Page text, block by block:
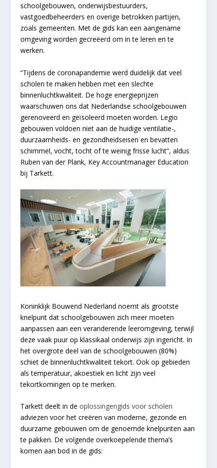
schoolgebouwen, onderwijsbestuurders,
vastgoedbeheerders en overige betrokken partijen,
zoals gemeenten. Met de gids kan een aangename
omgeving worden gecreëerd om in te leren en te
werken.
“Tijdens de coronapandemie werd duidelijk dat veel
scholen te maken hebben met een slechte
binnenluchtkwaliteit. De hoge energieprijzen
waarschuwen ons dat Nederlandse schoolgebouwen
gerenoveerd en geïsoleerd moeten worden. Legio
gebouwen voldoen niet aan de huidige ventilatie-,
duurzaamheids- en gezondheidseisen en bevatten
schimmel, vocht, tocht of te weinig frisse lucht”, aldus
Ruben van der Plank, Key Accountmanager Education
bij Tarkett.
Koninklijk Bouwend Nederland noemt als grootste
knelpunt dat schoolgebouwen zich meer moeten
aanpassen aan een veranderende leeromgeving, terwijl
deze vaak puur op klassikaal onderwijs zijn ingericht. In
het overgrote deel van de schoolgebouwen (80%)
schiet de binnenluchtkwaliteit tekort. Ook op gebieden
als temperatuur, akoestiek en licht zijn veel
tekortkomingen op te merken.
Tarkett deelt in deoplossingengids voor scholen
adviezen voor het creëren van moderne, gezonde en
duurzame gebouwen om de genoemde knelpunten aan
te pakken. De volgende overkoepelende thema’s
komen aan bod in de gids: